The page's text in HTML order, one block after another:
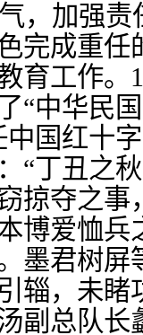
，加强
完成重
育工作。
“中华民
中国红十
“丁丑之
掠夺之
博爱恤
墨君树
辎，未
副总队